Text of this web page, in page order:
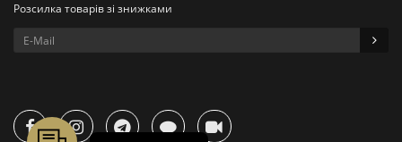
Розсилка товарів зі знижками